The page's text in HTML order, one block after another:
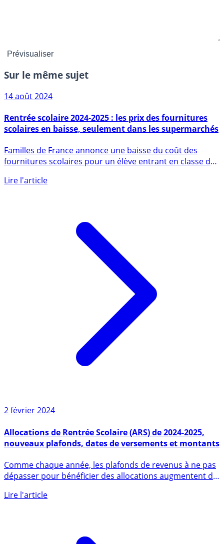
Sur le même sujet
14 août 2024
scolaires en baisse, seulement dans les supermarchés
fournitures scolaires pour un élève entrant en classe de
2 février 2024
nouveaux plafonds, dates de versements et montants
dépasser pour bénéficier des allocations augmentent de